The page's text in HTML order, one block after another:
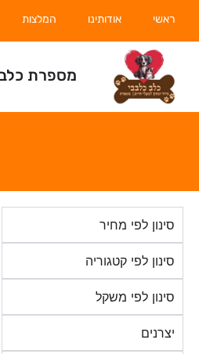
ראשי אודותינו המלצות
מספרת
סינון לפי מחיר
סינון לפי קטגוריה
סינון לפי משקל
יצרנים